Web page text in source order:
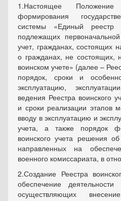
1.Настоящее
формирования
системы «Единый реестр
подлежащих
учет, гражданах, состоящих
о гражданах, не состоящих,
воинском учете» (далее –
‎порядок, сроки и
эксплуатацию,
ведения Реестра воинского
и сроки реализации этапов
вводу в эксплуатацию и
учета, а также порядок
воинского учета решения
направленных на
военного комиссариата, в
2.Создание Реестра
обеспечение
осуществляющих